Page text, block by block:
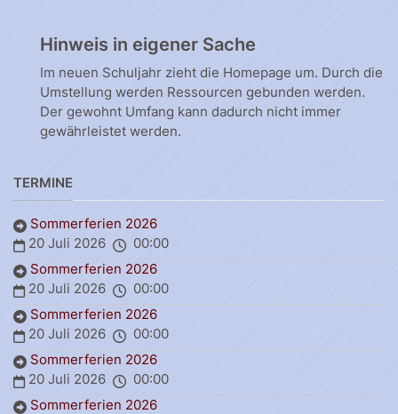
Hinweis in eigener Sache
Im neuen Schuljahr zieht die Homepage um. Durch die
Umstellung werden Ressourcen gebunden werden.
Der gewohnt Umfang kann dadurch nicht immer
gewährleistet werden.
TERMINE
Sommerferien 2026
20 Juli 2026
00:00
Sommerferien 2026
20 Juli 2026
00:00
Sommerferien 2026
20 Juli 2026
00:00
Sommerferien 2026
20 Juli 2026
00:00
Sommerferien 2026